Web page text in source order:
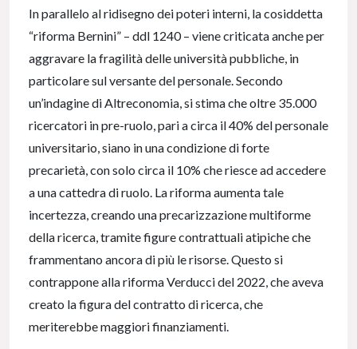
In parallelo al ridisegno dei poteri interni, la cosiddetta
“riforma Bernini” – ddl 1240 – viene criticata anche per
aggravare la fragilità delle università pubbliche, in
particolare sul versante del personale. Secondo
un’indagine di Altreconomia, si stima che oltre 35.000
ricercatori in pre-ruolo, pari a circa il 40% del personale
universitario, siano in una condizione di forte
precarietà, con solo circa il 10% che riesce ad accedere
a una cattedra di ruolo. La riforma aumenta tale
incertezza, creando una precarizzazione multiforme
della ricerca, tramite figure contrattuali atipiche che
frammentano ancora di più le risorse. Questo si
contrappone alla riforma Verducci del 2022, che aveva
creato la figura del contratto di ricerca, che
meriterebbe maggiori finanziamenti.